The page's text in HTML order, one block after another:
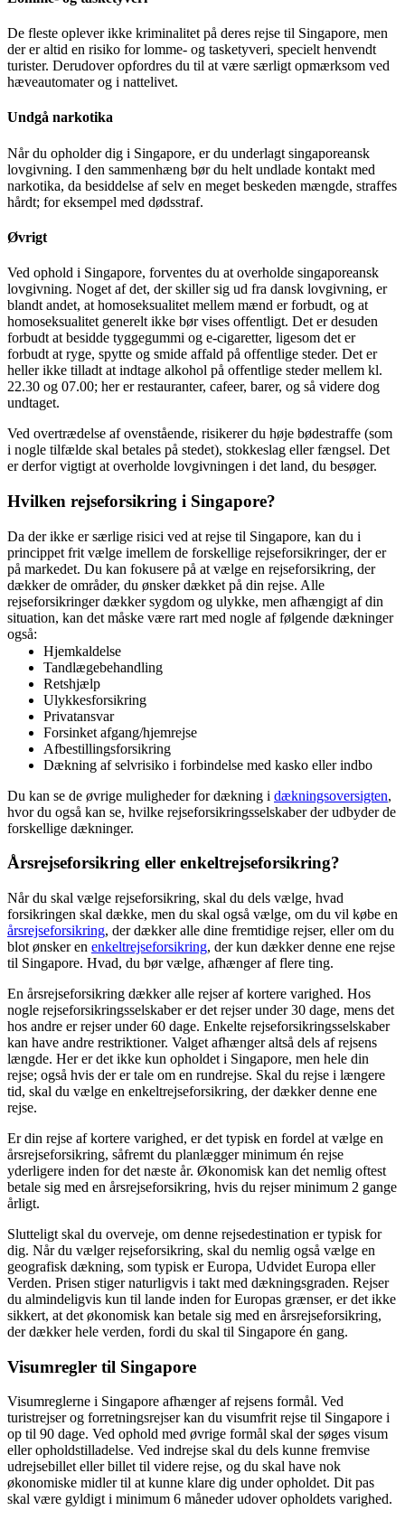
De fleste oplever ikke kriminalitet på deres rejse til Singapore, men
der er altid en risiko for lomme- og tasketyveri, specielt henvendt
turister. Derudover opfordres du til at være særligt opmærksom ved
hæveautomater og i nattelivet.
Undgå narkotika
Når du opholder dig i Singapore, er du underlagt singaporeansk
lovgivning. I den sammenhæng bør du helt undlade kontakt med
narkotika, da besiddelse af selv en meget beskeden mængde, straffes
hårdt; for eksempel med dødsstraf.
Øvrigt
Ved ophold i Singapore, forventes du at overholde singaporeansk
lovgivning. Noget af det, der skiller sig ud fra dansk lovgivning, er
blandt andet, at homoseksualitet mellem mænd er forbudt, og at
homoseksualitet generelt ikke bør vises offentligt. Det er desuden
forbudt at besidde tyggegummi og e-cigaretter, ligesom det er
forbudt at ryge, spytte og smide affald på offentlige steder. Det er
heller ikke tilladt at indtage alkohol på offentlige steder mellem kl.
22.30 og 07.00; her er restauranter, cafeer, barer, og så videre dog
undtaget.
Ved overtrædelse af ovenstående, risikerer du høje bødestraffe (som
i nogle tilfælde skal betales på stedet), stokkeslag eller fængsel. Det
er derfor vigtigt at overholde lovgivningen i det land, du besøger.
Hvilken rejseforsikring i Singapore?
Da der ikke er særlige risici ved at rejse til Singapore, kan du i
princippet frit vælge imellem de forskellige rejseforsikringer, der er
på markedet. Du kan fokusere på at vælge en rejseforsikring, der
dækker de områder, du ønsker dækket på din rejse. Alle
rejseforsikringer dækker sygdom og ulykke, men afhængigt af din
situation, kan det måske være rart med nogle af følgende dækninger
også:
Hjemkaldelse
Tandlægebehandling
Retshjælp
Ulykkesforsikring
Privatansvar
Forsinket afgang/hjemrejse
Afbestillingsforsikring
Dækning af selvrisiko i forbindelse med kasko eller indbo
Du kan se de øvrige muligheder for dækning i dækningsoversigten,
hvor du også kan se, hvilke rejseforsikringsselskaber der udbyder de
forskellige dækninger.
Årsrejseforsikring eller enkeltrejseforsikring?
Når du skal vælge rejseforsikring, skal du dels vælge, hvad
forsikringen skal dække, men du skal også vælge, om du vil købe en
årsrejseforsikring, der dækker alle dine fremtidige rejser, eller om du
blot ønsker en enkeltrejseforsikring, der kun dækker denne ene rejse
til Singapore. Hvad, du bør vælge, afhænger af flere ting.
En årsrejseforsikring dækker alle rejser af kortere varighed. Hos
nogle rejseforsikringsselskaber er det rejser under 30 dage, mens det
hos andre er rejser under 60 dage. Enkelte rejseforsikringsselskaber
kan have andre restriktioner. Valget afhænger altså dels af rejsens
længde. Her er det ikke kun opholdet i Singapore, men hele din
rejse; også hvis der er tale om en rundrejse. Skal du rejse i længere
tid, skal du vælge en enkeltrejseforsikring, der dækker denne ene
rejse.
Er din rejse af kortere varighed, er det typisk en fordel at vælge en
årsrejseforsikring, såfremt du planlægger minimum én rejse
yderligere inden for det næste år. Økonomisk kan det nemlig oftest
betale sig med en årsrejseforsikring, hvis du rejser minimum 2 gange
årligt.
Slutteligt skal du overveje, om denne rejsedestination er typisk for
dig. Når du vælger rejseforsikring, skal du nemlig også vælge en
geografisk dækning, som typisk er Europa, Udvidet Europa eller
Verden. Prisen stiger naturligvis i takt med dækningsgraden. Rejser
du almindeligvis kun til lande inden for Europas grænser, er det ikke
sikkert, at det økonomisk kan betale sig med en årsrejseforsikring,
der dækker hele verden, fordi du skal til Singapore én gang.
Visumregler til Singapore
Visumreglerne i Singapore afhænger af rejsens formål. Ved
turistrejser og forretningsrejser kan du visumfrit rejse til Singapore i
op til 90 dage. Ved ophold med øvrige formål skal der søges visum
eller opholdstilladelse. Ved indrejse skal du dels kunne fremvise
udrejsebillet eller billet til videre rejse, og du skal have nok
økonomiske midler til at kunne klare dig under opholdet. Dit pas
skal være gyldigt i minimum 6 måneder udover opholdets varighed.